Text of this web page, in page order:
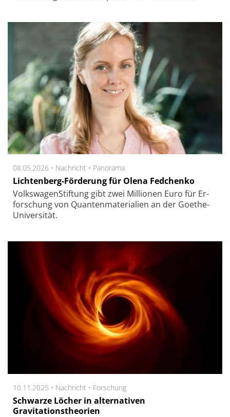
08.05.2026 • Nachricht • Panorama
Lichtenberg-Förderung für Olena Fedchenko
Volkswagen­Stiftung gibt zwei Mil­lio­nen Euro für Er­
for­schung von Quan­ten­mate­ri­a­li­en an der Goethe-
Uni­ver­si­tät.
10.11.2025 • Nachricht • Forschung
Schwarze Löcher in alternativen
Gravitationstheorien